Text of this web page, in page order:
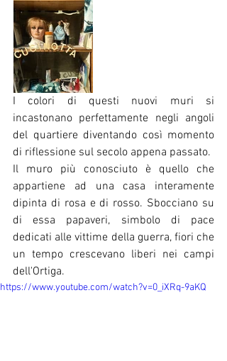
I colori di questi nuovi muri si
incastonano perfettamente negli angoli
del quartiere diventando così momento
di riflessione sul secolo appena passato.
Il muro più conosciuto è quello che
appartiene ad una casa interamente
dipinta di rosa e di rosso. Sbocciano su
di essa papaveri, simbolo di pace
dedicati alle vittime della guerra, fiori che
un tempo crescevano liberi nei campi
dell'Ortiga.
https://www.youtube.com/watch?v=0_iXRq-9aKQ